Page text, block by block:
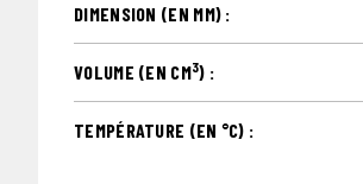
DIMENSION (EN MM) :
VOLUME (EN CM3) :
TEMPÉRATURE (EN °C) :